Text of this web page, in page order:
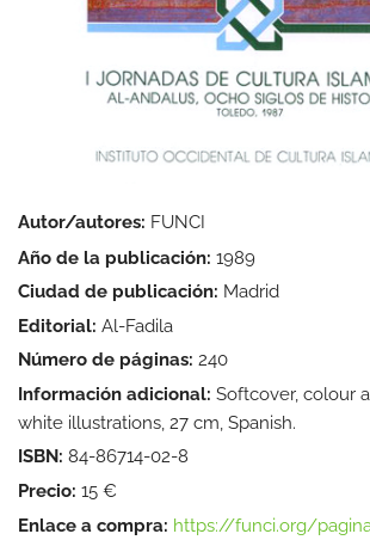
Autor/autores: FUNCI
Año de la publicación: 1989
Ciudad de publicación: Madrid
Editorial: Al-Fadila
Número de páginas: 240
Información adicional: Softcover, colour
white illustrations, 27 cm, Spanish.
ISBN: 84-86714-02-8
Precio: 15 €
Enlace a compra: https://funci.org/